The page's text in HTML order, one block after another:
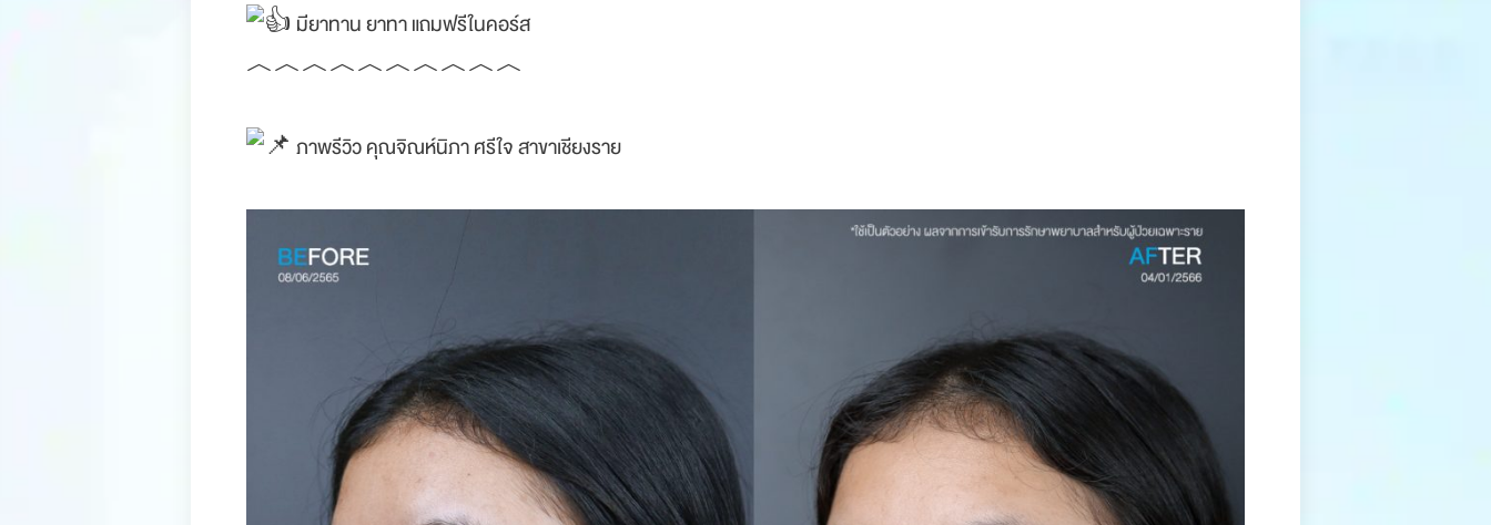
มียาทาน ยาทา แถมฟรีในคอร์ส
︿︿︿︿︿︿︿︿︿︿
ภาพรีวิว คุณจิณห์นิภา ศรีใจ สาขาเชียงราย